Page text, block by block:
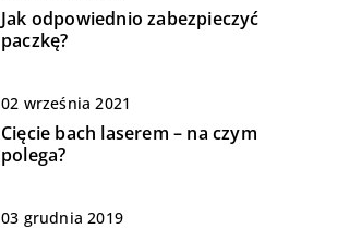
Jak odpowiednio zabezpieczyć
paczkę?
02 września 2021
Cięcie bach laserem – na czym
polega?
03 grudnia 2019